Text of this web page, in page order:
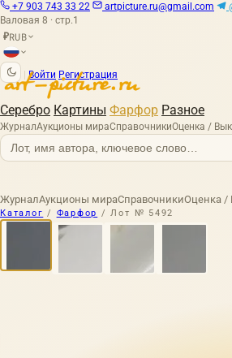
+7 903 743 33 22 artpicture.ru@gmail.com
Валовая 8 · стр.1
₽RUB
Войти Регистрация
Серебро Картины Фарфор Разное
ЖурналАукционы мираСправочникиОценка /
ЖурналАукционы мираСправочникиОценка /
Каталог / Фарфор / Лот № 5492